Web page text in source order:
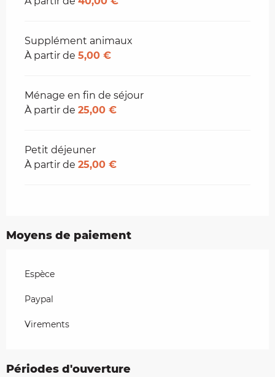
Supplément animaux
À partir de 5,00 €
Ménage en fin de séjour
À partir de 25,00 €
Petit déjeuner
À partir de 25,00 €
Moyens de paiement
Espèce
Paypal
Virements
Périodes d'ouverture